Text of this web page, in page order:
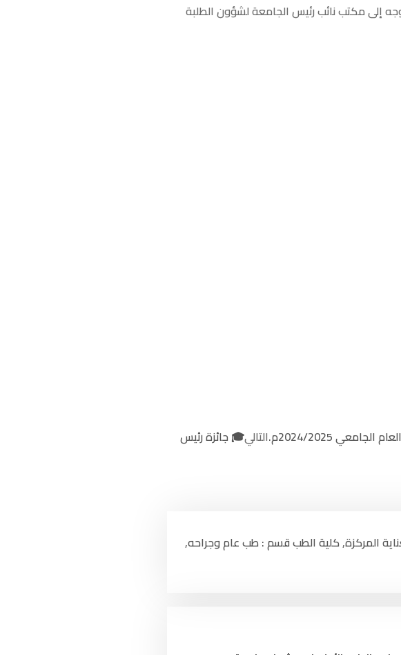
إلى مكتب نائب رئيس الجامعة لشؤون الطلبة
2024/2025م. التالي🎓 جائزة رئيس
المركزة,كلية الطب قسم : طب عام وجراحه,
الإلكترونية
الكليات والمراكز
كلية التمريض